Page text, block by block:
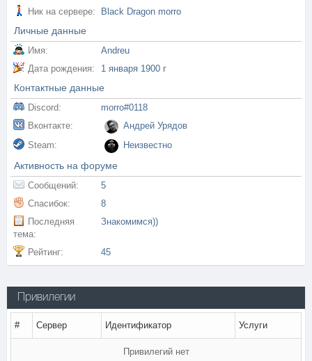
Ник на сервере: Black Dragon morro
Личные данные
Имя:
Andreu
Дата рождения:
1 января 1900 г
Контактные данные
Discord:
morro#0118
Вконтакте:
Андрей Урядов
Steam:
Неизвестно
Активность на форуме
Сообщений:
5
Спасибок:
8
Последняя
тема:
Знакомимся))
Рейтинг: 45
Привилегии
# Сервер Идентификатор Услуги
Привилегий нет